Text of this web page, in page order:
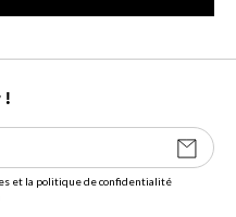
!
et la politique de confidentialité